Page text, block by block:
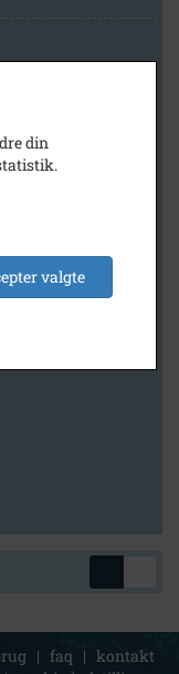
| faq | kontakt
din
valgte